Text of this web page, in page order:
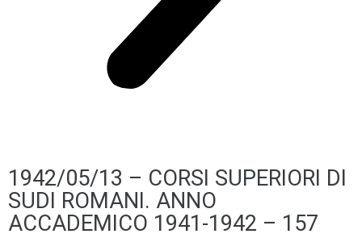
1942/05/13 – CORSI SUPERIORI DI
SUDI ROMANI. ANNO
ACCADEMICO 1941-1942 – 157